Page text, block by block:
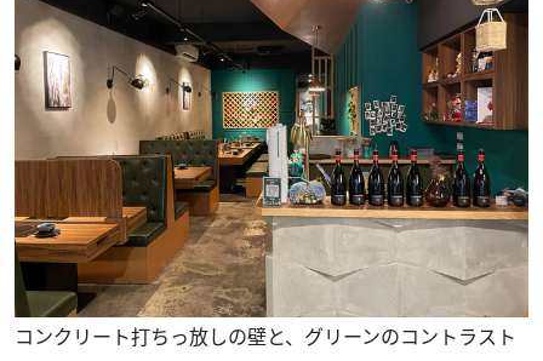
コンクリート打ちっ放しの壁と、グリーンのコントラスト